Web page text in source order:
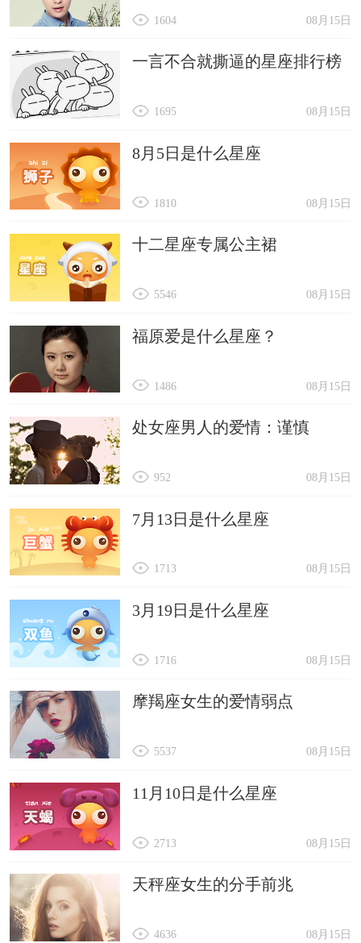
08月15日
1604
一言不合就撕逼的星座排行榜
08月15日
1695
8月5日是什么星座
08月15日
1810
十二星座专属公主裙
08月15日
5546
福原爱是什么星座？
08月15日
1486
处女座男人的爱情：谨慎
08月15日
952
7月13日是什么星座
08月15日
1713
3月19日是什么星座
08月15日
1716
摩羯座女生的爱情弱点
08月15日
5537
11月10日是什么星座
08月15日
2713
天秤座女生的分手前兆
08月15日
4636